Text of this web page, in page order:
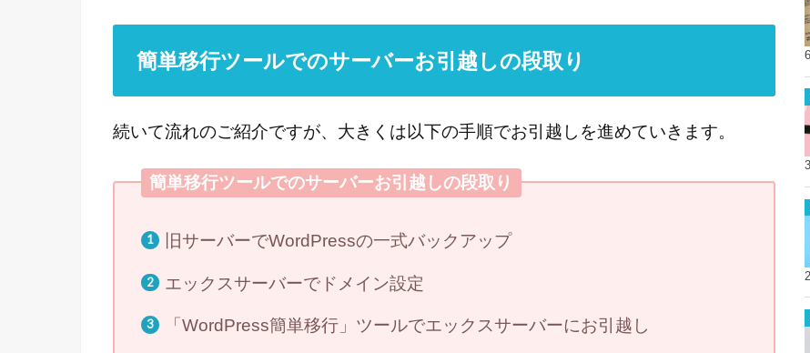
簡単移行ツールでのサーバーお引越しの段取り
続いて流れのご紹介ですが、大きくは以下の手順でお引越しを進めていきます。
簡単移行ツールでのサーバーお引越しの段取り
旧サーバーでWordPressの一式バックアップ
エックスサーバーでドメイン設定
「WordPress簡単移行」ツールでエックスサーバーにお引越し